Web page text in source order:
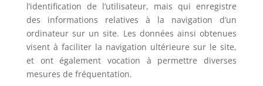
l’identification de l’utilisateur, mais qui enregistre
des informations relatives à la navigation d’un
ordinateur sur un site. Les données ainsi obtenues
visent à faciliter la navigation ultérieure sur le site,
et ont également vocation à permettre diverses
mesures de fréquentation.